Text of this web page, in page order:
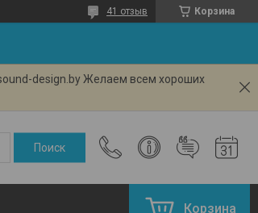
Корзина
41 отзыв
design.by Желаем всем хороших
Корзина